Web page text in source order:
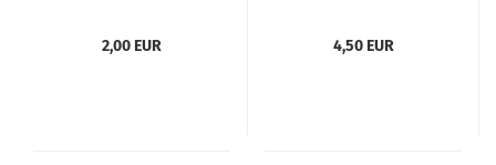
2,00 EUR 4,50 EUR